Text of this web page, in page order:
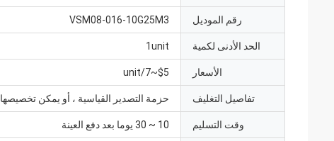
رقم الموديل VSM08-016-10G25M3
الحد الأدنى لكمية 1unit
الأسعار $5~7/unit
تفاصيل التغليف حزمة التصدير القياسية ، أو يمكن تخصيصها
وقت التسليم 10 ~ 30 يوما بعد دفع العينة